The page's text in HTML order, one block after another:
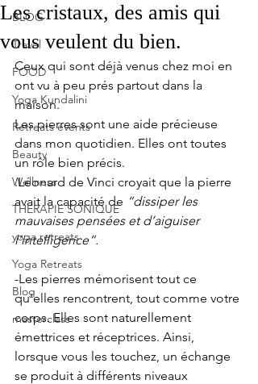
BLOG
Travel
FOOD
Yoga Kundalini
Retreats events
Beauty
Wellness
THERAPIE SONIQUE
yoga retreats
Yoga Retreats
Blog
masterclass
Les cristaux, des amis qui
vous veulent du bien.
Ceux qui sont déjà venus chez moi en
ont vu à peu prés partout dans la
maison.
Les pierres sont une aide précieuse
dans mon quotidien. Elles ont toutes
un rôle bien précis.
.Léonard de Vinci croyait que la pierre
avait la capacité de “dissiper les
mauvaises pensées et d’aiguiser
l’intelligence“.
-Les pierres mémorisent tout ce
qu'elles rencontrent, tout comme votre
corps. Elles sont naturellement
émettrices et réceptrices. Ainsi,
lorsque vous les touchez, un échange
se produit à différents niveaux